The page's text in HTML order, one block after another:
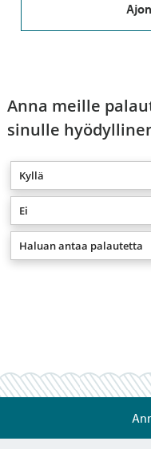
Anna meille
sinulle
Kyllä
Ei
Haluan antaa palautetta